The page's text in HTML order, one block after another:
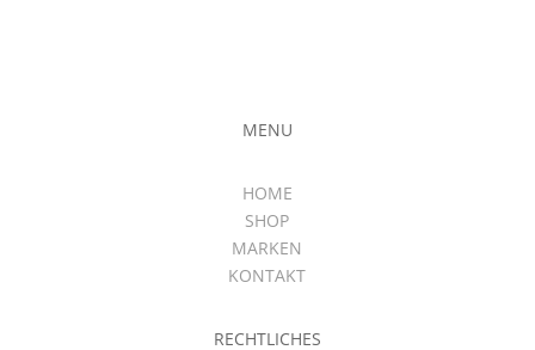
MENU
HOME
SHOP
MARKEN
KONTAKT
RECHTLICHES